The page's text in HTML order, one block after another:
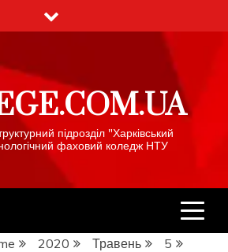
підрозділ "Харківський
фаховий коледж НТУ
2020 Травень
5